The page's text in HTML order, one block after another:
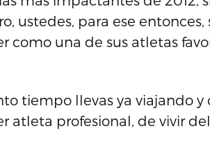
ustedes, para ese
una de sus atletas
tiempo llevas ya viajando
atleta profesional, de vivir